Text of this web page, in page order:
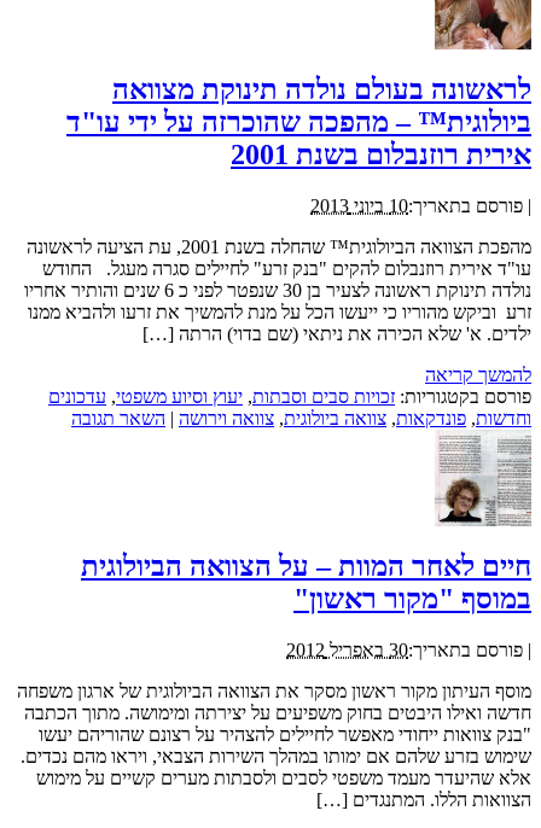
לראשונה בעולם נולדה תינוקת מצוואה
ביולוגית™ – מהפכה שהוכרזה על ידי עו"ד
אירית רוזנבלום בשנת 2001
| פורסם בתאריך:10 ביוני 2013
מהפכת הצוואה הביולוגית™ שהחלה בשנת 2001, עת הציעה לראשונה
עו"ד אירית רוזנבלום להקים "בנק זרע" לחיילים סגרה מעגל. החודש
נולדה תינוקת ראשונה לצעיר בן 30 שנפטר לפני כ 6 שנים והותיר אחריו
זרע וביקש מהוריו כי ייעשו הכל על מנת להמשיך את זרעו ולהביא ממנו
ילדים. א' שלא הכירה את ניתאי (שם בדוי) הרתה […]
להמשך קריאה
פורסם בקטגוריות: זכויות סבים וסבתות, יעוץ וסיוע משפטי, עדכונים
וחדשות, פונדקאות, צוואה ביולוגית, צוואה וירושה | השאר תגובה
חיים לאחר המוות – על הצוואה הביולוגית
במוסף "מקור ראשון"
| פורסם בתאריך:30 באפריל 2012
מוסף העיתון מקור ראשון מסקר את הצוואה הביולוגית של ארגון משפחה
חדשה ואילו היבטים בחוק משפיעים על יצירתה ומימושה. מתוך הכתבה
"בנק צוואות ייחודי מאפשר לחיילים להצהיר על רצונם שהוריהם יעשו
שימוש בזרע שלהם אם ימותו במהלך השירות הצבאי, ויראו מהם נכדים.
אלא שהיעדר מעמד משפטי לסבים ולסבתות מערים קשיים על מימוש
הצוואות הללו. המתנגדים […]